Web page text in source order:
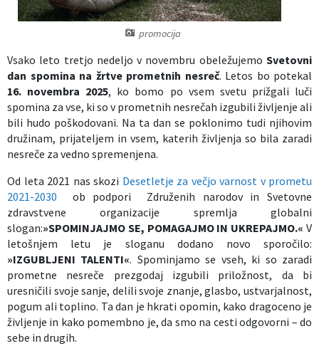
promocija
Vsako leto tretjo nedeljo v novembru obeležujemo Svetovni
dan spomina na žrtve prometnih nesreč. Letos bo potekal
16. novembra 2025, ko bomo po vsem svetu prižgali luči
spomina za vse, ki so v prometnih nesrečah izgubili življenje ali
bili hudo poškodovani. Na ta dan se poklonimo tudi njihovim
družinam, prijateljem in vsem, katerih življenja so bila zaradi
nesreče za vedno spremenjena.
Od leta 2021 nas skozi Desetletje za večjo varnost v prometu
2021-2030 ob podpori Združenih narodov in Svetovne
zdravstvene organizacije spremlja globalni
slogan:»SPOMINJAJMO SE, POMAGAJMO IN UKREPAJMO.« V
letošnjem letu je sloganu dodano novo sporočilo:
»IZGUBLJENI TALENTI«. Spominjamo se vseh, ki so zaradi
prometne nesreče prezgodaj izgubili priložnost, da bi
uresničili svoje sanje, delili svoje znanje, glasbo, ustvarjalnost,
pogum ali toplino. Ta dan je hkrati opomin, kako dragoceno je
življenje in kako pomembno je, da smo na cesti odgovorni – do
sebe in drugih.
Izobraževanje
Kultura, šport in turizem
Sociala in zdravstvo
Skupna občinska uprava